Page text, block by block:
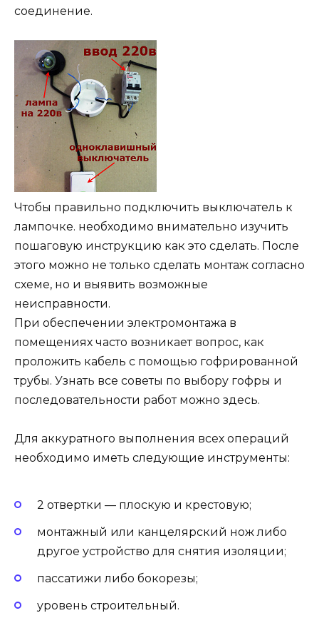
соединение.
Чтобы правильно подключить выключатель к
лампочке. необходимо внимательно изучить
пошаговую инструкцию как это сделать. После
этого можно не только сделать монтаж согласно
схеме, но и выявить возможные
неисправности.
При обеспечении электромонтажа в
помещениях часто возникает вопрос, как
проложить кабель с помощью гофрированной
трубы. Узнать все советы по выбору гофры и
последовательности работ можно здесь.
Для аккуратного выполнения всех операций
необходимо иметь следующие инструменты:
2 отвертки — плоскую и крестовую;
монтажный или канцелярский нож либо
другое устройство для снятия изоляции;
пассатижи либо бокорезы;
уровень строительный.